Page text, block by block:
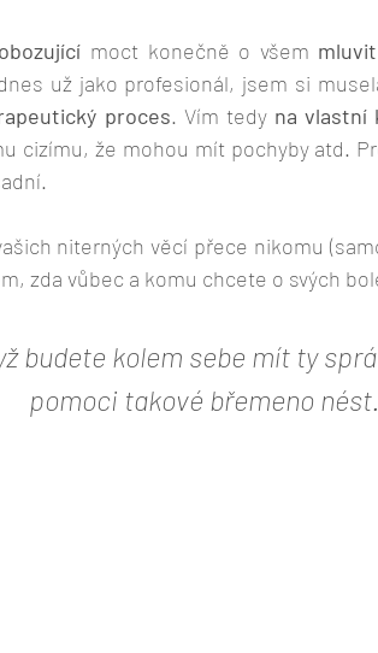
moct konečně o všem
už jako profesionál, jsem si
proces. Vím tedy na vlastní
cizímu, že mohou mít pochyby atd.
niterných věcí přece nikomu
zda vůbec a komu chcete o svých
budete kolem sebe mít ty
pomoci takové břemeno nést.